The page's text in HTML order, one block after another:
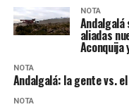
NOTA
aliadas
Aconquija
NOTA
Andalgalá: la gente vs.
NOTA